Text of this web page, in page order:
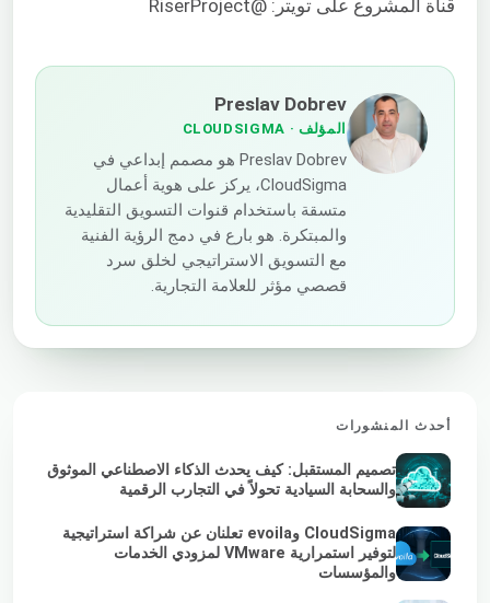
قناة المشروع على تويتر: @RiserProject
Preslav Dobrev
المؤلف· CLOUDSIGMA
Preslav Dobrev هو مصمم إبداعي في
CloudSigma، يركز على هوية أعمال
متسقة باستخدام قنوات التسويق التقليدية
والمبتكرة. هو بارع في دمج الرؤية الفنية
مع التسويق الاستراتيجي لخلق سرد
قصصي مؤثر للعلامة التجارية.
أحدث المنشورات
تصميم المستقبل: كيف يحدث الذكاء الاصطناعي الموثوق
والسحابة السيادية تحولاً في التجارب الرقمية
CloudSigma وevoila تعلنان عن شراكة استراتيجية
لتوفير استمرارية VMware لمزودي الخدمات
والمؤسسات